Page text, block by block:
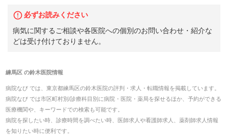
必ずお読みください
病気に関するご相談や各医院への個別のお問い合わせ・紹介な
どは受け付けておりません。
練馬区の鈴木医院情報
病院なび では、 東京都練馬区の鈴木医院の評判・求人・転職情報を掲載しています。
病院なび では市区町村別/診療科目別に病院・医院・薬局を探せるほか、予約ができる
医療機関や、キーワードでの検索も可能です。
病院を探したい時、診療時間を調べたい時、医師求人や看護師求人、薬剤師求人情報
を知りたい時に便利です。